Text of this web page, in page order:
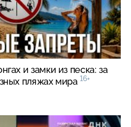
и замки из песка: за
пляжах мира 16+